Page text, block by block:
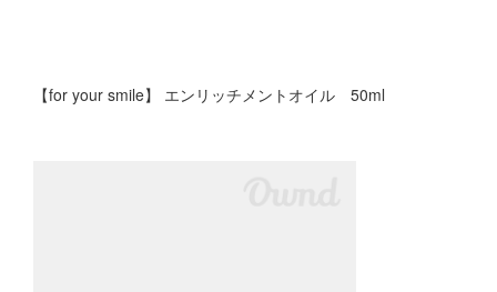
【for your smile】 エンリッチメントオイル 50ml